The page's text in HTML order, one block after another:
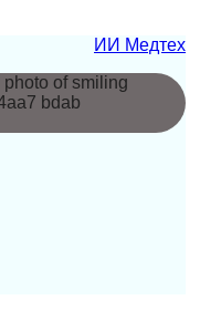
ИИ Медтех